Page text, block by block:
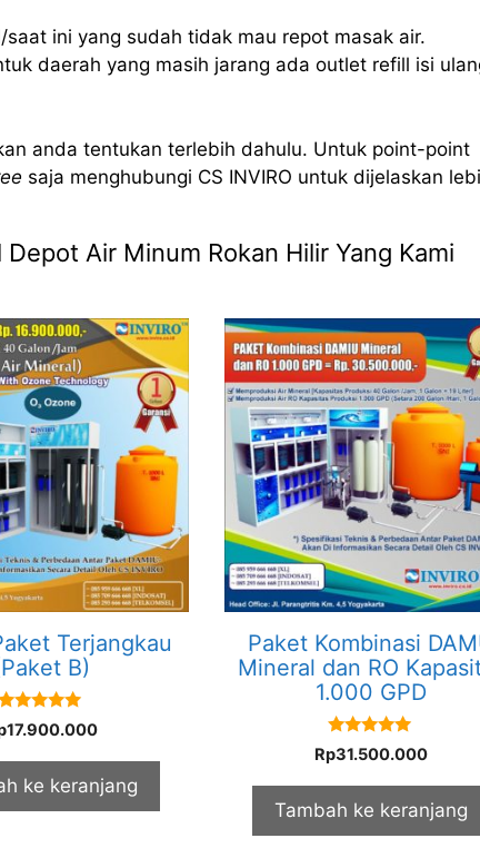
ini yang sudah tidak mau repot masak air.
daerah yang masih jarang ada outlet refill isi
anda tentukan terlebih dahulu. Untuk point-point
saja menghubungi CS INVIRO untuk dijelaskan
Air Minum Rokan Hilir Yang Kami
Terjangkau
B)
5.00
out of 5
17.900.000
ke keranjang
Paket Kombinasi
Mineral dan RO
1.000 GPD
5.00
out of 5
Rp31.500.000
Tambah ke keranjang